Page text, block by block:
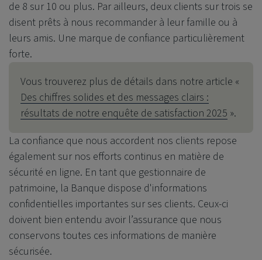
de 8 sur 10 ou plus. Par ailleurs, deux clients sur trois se
disent prêts à nous recommander à leur famille ou à
leurs amis. Une marque de confiance particulièrement
forte.
Vous trouverez plus de détails dans notre article «
Des chiffres solides et des messages clairs :
résultats de notre enquête de satisfaction 2025 ».
La confiance que nous accordent nos clients repose
également sur nos efforts continus en matière de
sécurité en ligne. En tant que gestionnaire de
patrimoine, la Banque dispose d'informations
confidentielles importantes sur ses clients. Ceux-ci
doivent bien entendu avoir l’assurance que nous
conservons toutes ces informations de manière
sécurisée.